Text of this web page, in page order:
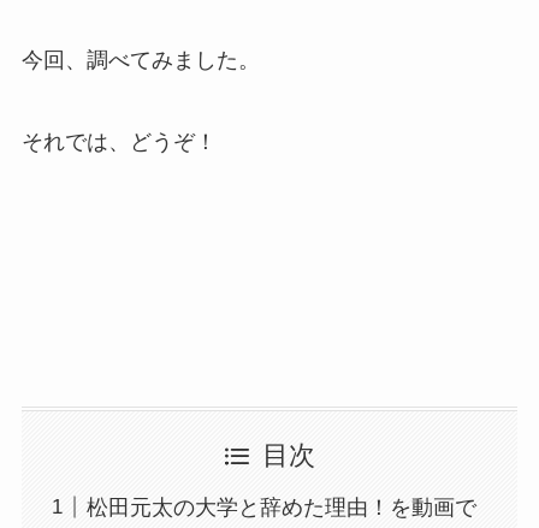
今回、調べてみました。
それでは、どうぞ！
目次
松田元太の大学と辞めた理由！を動画で